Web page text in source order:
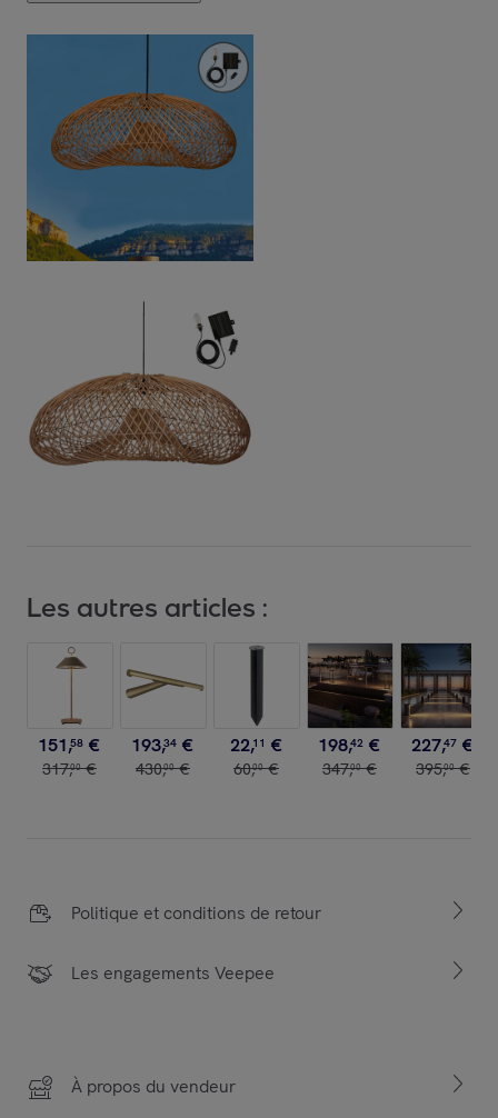
Les autres articles :
151,58 €
317,00 €
193,34 €
430,00 €
22,11 €
60,00 €
198,42 €
347,00 €
227,47 €
395,00 €
Politique et conditions de retour
Les engagements Veepee
À propos du vendeur